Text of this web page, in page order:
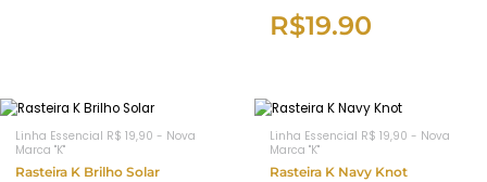
R$19.90
Linha Essencial R$ 19,90 - Nova
Marca "K"
Rasteira K Brilho Solar
Linha Essencial R$ 19,90 - Nova
Marca "K"
Rasteira K Navy Knot